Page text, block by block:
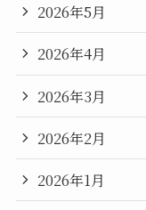
2026年5月
2026年4月
2026年3月
2026年2月
2026年1月